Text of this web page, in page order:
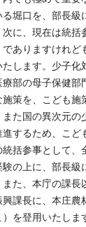
堀口を、部長級
に、現在は統括
ありますけれど
します。少子化
部の母子保健部
策を、こども施
た国の異次元の
するため、こど
括参事として、
の上に、部長級
た、本庁の課長
課長に、本庄農
を登用いたしま